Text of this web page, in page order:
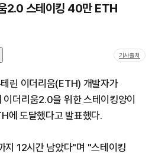
2.0 스테이킹 40만 ETH
기사출처
린 이더리움(ETH) 개발자가
더리움2.0을 위한 스테이킹양이
에 도달했다고 발표했다.
지 12시간 남았다"며 "스테이킹